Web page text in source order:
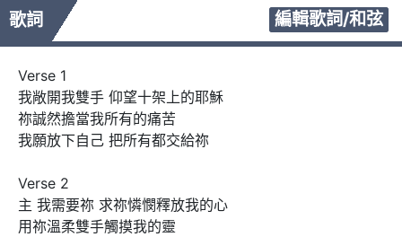
歌詞 編輯歌詞/和弦
Verse 1
我敞開我雙手 仰望十架上的耶穌
祢誠然擔當我所有的痛苦
我願放下自己 把所有都交給祢
Verse 2
主 我需要祢 求祢憐憫釋放我的心
用祢溫柔雙手觸摸我的靈